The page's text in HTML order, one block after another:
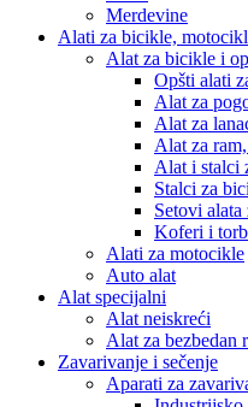
Merdevine
Alati za bicikle,
Alat za bicikle i
Opšti alati
Alat za
Alat za
Alat za
Alat i stalci
Stalci za
Setovi
Koferi i
Alati za motocikle
Auto alat
Alat specijalni
Alat neiskreći
Alat za bezbedan
Zavarivanje i sečenje
Aparati za